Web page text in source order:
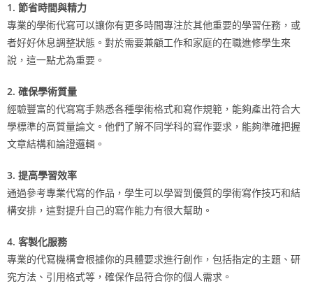
1. 節省時間與精力
專業的學術代寫可以讓你有更多時間專注於其他重要的學習任務，或
者好好休息調整狀態。對於需要兼顧工作和家庭的在職進修學生來
說，這一點尤為重要。
2. 確保學術質量
經驗豐富的代寫寫手熟悉各種學術格式和寫作規範，能夠產出符合大
學標準的高質量論文。他們了解不同学科的寫作要求，能夠準確把握
文章結構和論證邏輯。
3. 提高學習效率
通過參考專業代寫的作品，學生可以學習到優質的學術寫作技巧和結
構安排，這對提升自己的寫作能力有很大幫助。
4. 客製化服務
專業的代寫機構會根據你的具體要求進行創作，包括指定的主題、研
究方法、引用格式等，確保作品符合你的個人需求。